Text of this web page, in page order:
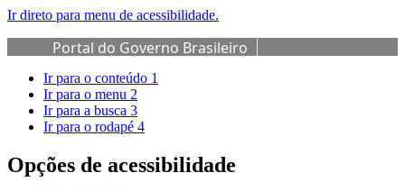
Ir direto para menu de acessibilidade.
Portal do Governo Brasileiro
Ir para o conteúdo 1
Ir para o menu 2
Ir para a busca 3
Ir para o rodapé 4
Opções de acessibilidade